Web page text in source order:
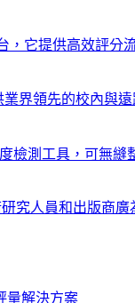
，它提供高效評
界領先的校內與
檢測工具，可無
究人員和出版商
量解決方案